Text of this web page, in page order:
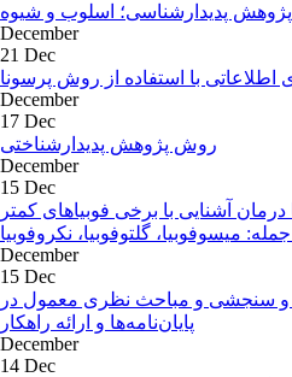
پژوهش پدیدارشناسی؛ اسلوب و شیوه
December
21 Dec
اطلاعاتی با استفاده از روش پرسونا
December
17 Dec
روش پژوهش پدیدارشناختی
December
15 Dec
درمان آشنایی با برخی فوبیاهای کمتر
میسوفوبیا، گلتوفوبیا، نکروفوبیا
December
15 Dec
و سنجشی و مباحث نظری معمول در
پایان‌نامه‌ها و ارائه راهکار
December
14 Dec